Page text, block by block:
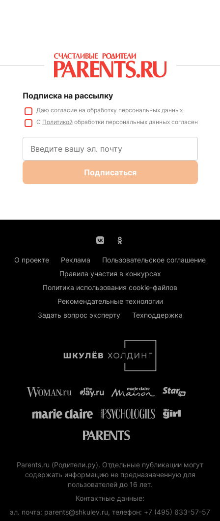
Подписка на рассылку
Даю согласиена обработку персональных данных
С Политикойобработки персональных данных согласен
Подписаться
О проекте Реклама
Пользовательское соглашение
Правила участия в конкурсах
Политика использования cookie-файлов
Рекомендательные технологии
Задать вопрос эксперту
Техподдержка
Parents.ru (Родители.ру). Отдельные публикации могут
содержать информацию не предназначенную для
пользователей до 16 лет.
Контактные данные:
эл. почта: parents@shkulev.ru, телефон: +7 (495) 633-57-57